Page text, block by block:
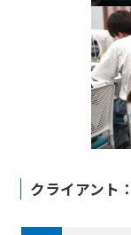
クライアント